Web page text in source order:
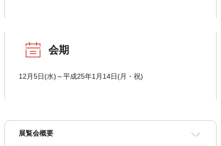
会期
12月5日(水)～平成25年1月14日(月・祝)
展覧会概要